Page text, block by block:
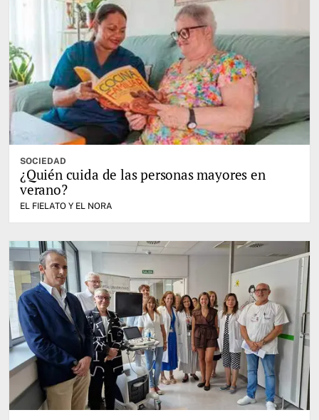
SOCIEDAD
¿Quién cuida de las personas mayores en
verano?
EL FIELATO Y EL NORA